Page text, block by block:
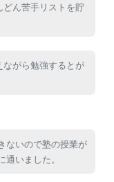
ん苦手リストを貯
がら勉強するとが
ないので塾の授業が
いました。